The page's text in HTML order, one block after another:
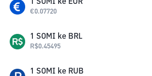
1 SOMI ke EUR
€0.07720
1 SOMI ke BRL
R$0.45495
1 SOMI ke RUB